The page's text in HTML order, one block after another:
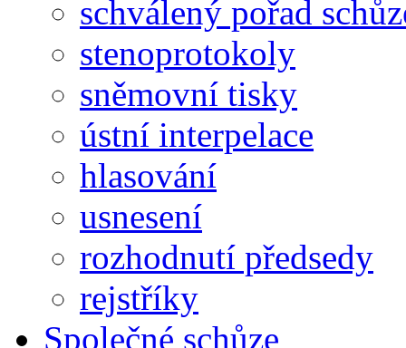
schválený pořad
stenoprotokoly
sněmovní tisky
ústní interpelace
hlasování
usnesení
rozhodnutí předsedy
rejstříky
Společné schůze